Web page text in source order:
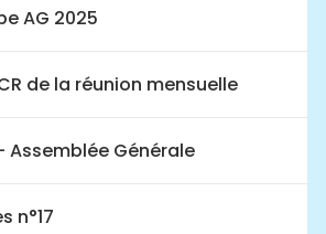
AG 2025
de la réunion mensuelle
Assemblée Générale
n°17